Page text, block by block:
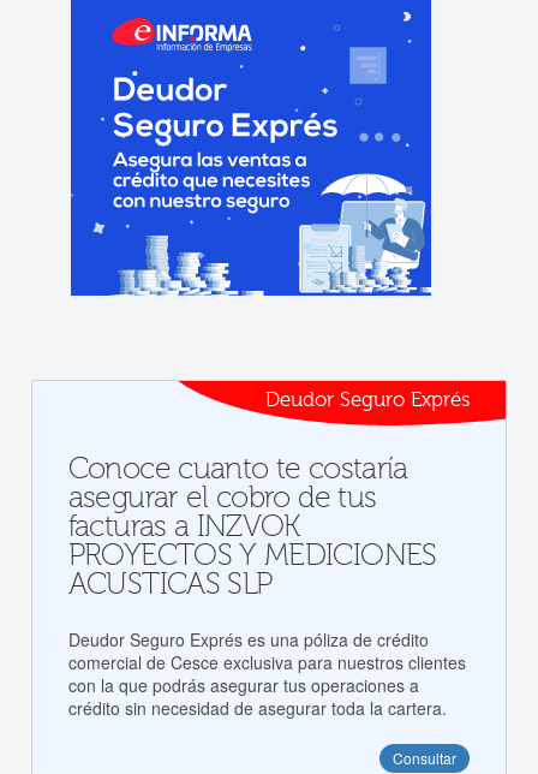
Deudor Seguro Exprés
Conoce cuanto te costaría
asegurar el cobro de tus
facturas a INZVOK
PROYECTOS Y MEDICIONES
ACUSTICAS SLP
Deudor Seguro Exprés es una póliza de crédito
comercial de Cesce exclusiva para nuestros clientes
con la que podrás asegurar tus operaciones a
crédito sin necesidad de asegurar toda la cartera.
Consultar